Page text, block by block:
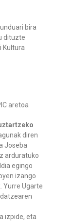
bira
dituzte
Kultura
aretoa
diren
Joseba
arduratuko
egingo
izango
Yurre Ugarte
izpide, eta